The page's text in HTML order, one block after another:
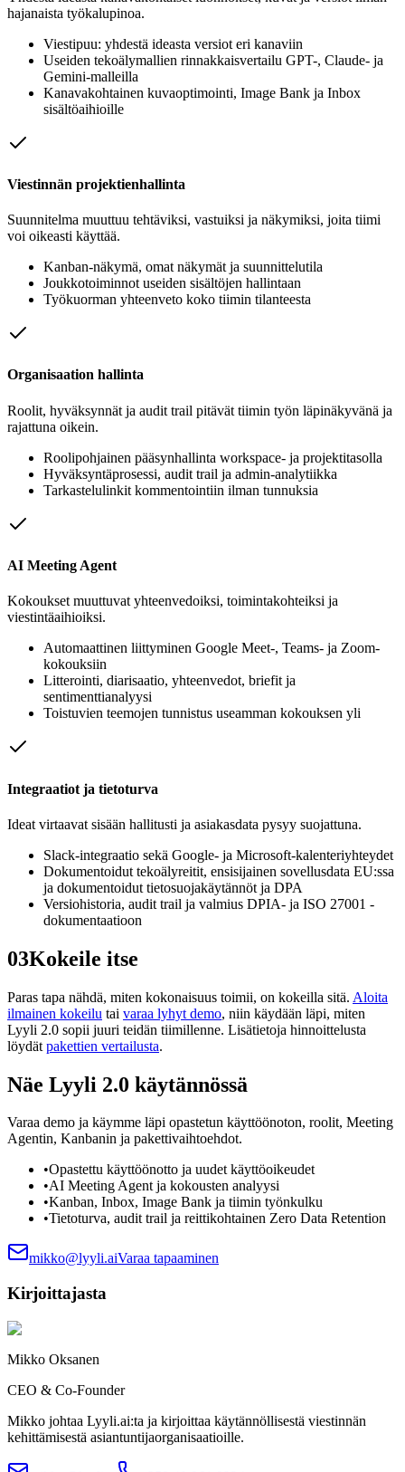
hajanaista työkalupinoa.
Viestipuu: yhdestä ideasta versiot eri kanaviin
Useiden tekoälymallien rinnakkaisvertailu GPT-, Claude- ja
Gemini-malleilla
Kanavakohtainen kuvaoptimointi, Image Bank ja Inbox
sisältöaihioille
Viestinnän projektienhallinta
Suunnitelma muuttuu tehtäviksi, vastuiksi ja näkymiksi, joita tiimi
voi oikeasti käyttää.
Kanban-näkymä, omat näkymät ja suunnittelutila
Joukkotoiminnot useiden sisältöjen hallintaan
Työkuorman yhteenveto koko tiimin tilanteesta
Organisaation hallinta
Roolit, hyväksynnät ja audit trail pitävät tiimin työn läpinäkyvänä ja
rajattuna oikein.
Roolipohjainen pääsynhallinta workspace- ja projektitasolla
Hyväksyntäprosessi, audit trail ja admin-analytiikka
Tarkastelulinkit kommentointiin ilman tunnuksia
AI Meeting Agent
Kokoukset muuttuvat yhteenvedoiksi, toimintakohteiksi ja
viestintäaihioiksi.
Automaattinen liittyminen Google Meet-, Teams- ja Zoom-
kokouksiin
Litterointi, diarisaatio, yhteenvedot, briefit ja
sentimenttianalyysi
Toistuvien teemojen tunnistus useamman kokouksen yli
Integraatiot ja tietoturva
Ideat virtaavat sisään hallitusti ja asiakasdata pysyy suojattuna.
Slack-integraatio sekä Google- ja Microsoft-kalenteriyhteydet
Dokumentoidut tekoälyreitit, ensisijainen sovellusdata EU:ssa
ja dokumentoidut tietosuojakäytännöt ja DPA
Versiohistoria, audit trail ja valmius DPIA- ja ISO 27001 -
dokumentaatioon
03Kokeile itse
Paras tapa nähdä, miten kokonaisuus toimii, on kokeilla sitä. Aloita
ilmainen kokeilu tai varaa lyhyt demo, niin käydään läpi, miten
Lyyli 2.0 sopii juuri teidän tiimillenne. Lisätietoja hinnoittelusta
löydät pakettien vertailusta.
Näe Lyyli 2.0 käytännössä
Varaa demo ja käymme läpi opastetun käyttöönoton, roolit, Meeting
Agentin, Kanbanin ja pakettivaihtoehdot.
•Opastettu käyttöönotto ja uudet käyttöoikeudet
•AI Meeting Agent ja kokousten analyysi
•Kanban, Inbox, Image Bank ja tiimin työnkulku
•Tietoturva, audit trail ja reittikohtainen Zero Data Retention
mikko@lyyli.aiVaraa tapaaminen
Kirjoittajasta
Mikko Oksanen
CEO & Co-Founder
Mikko johtaa Lyyli.ai:ta ja kirjoittaa käytännöllisestä viestinnän
kehittämisestä asiantuntijaorganisaatioille.